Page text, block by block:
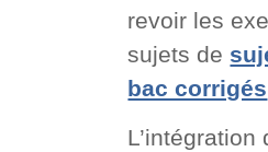
revoir les
sujets de
bac corrigés
L’intégration